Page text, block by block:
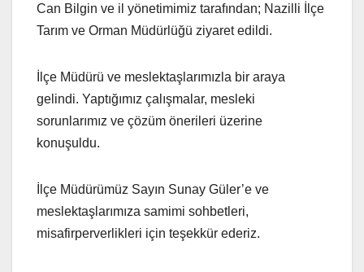
Can Bilgin ve il yönetimimiz tarafından; Nazilli İlçe
Tarım ve Orman Müdürlüğü ziyaret edildi.
İlçe Müdürü ve meslektaşlarımızla bir araya
gelindi. Yaptığımız çalışmalar, mesleki
sorunlarımız ve çözüm önerileri üzerine
konuşuldu.
İlçe Müdürümüz Sayın Sunay Güler’e ve
meslektaşlarımıza samimi sohbetleri,
misafirperverlikleri için teşekkür ederiz.